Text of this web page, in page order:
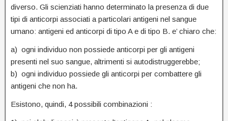
diverso. Gli scienziati hanno determinato la presenza di due
tipi di anticorpi associati a particolari antigeni nel sangue
umano: antigeni ed anticorpi di tipo A e di tipo B. e’ chiaro che:
a) ogni individuo non possiede anticorpi per gli antigeni
presenti nel suo sangue, altrimenti si autodistruggerebbe;
b) ogni individuo possiede gli anticorpi per combattere gli
antigeni che non ha.
Esistono, quindi, 4 possibili combinazioni :